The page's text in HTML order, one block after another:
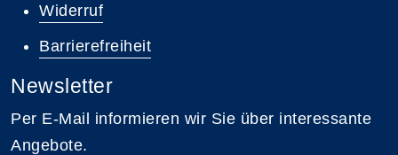
Widerruf
Barrierefreiheit
Newsletter
Per E-Mail informieren wir Sie über interessante
Angebote.